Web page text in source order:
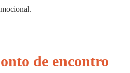
de encontro